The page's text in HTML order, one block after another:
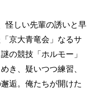
怪しい先輩の誘いと早
京大青竜会」なるサ
の競技「ホルモー」
き、疑いつつ練習、
逅。俺たちが開けた